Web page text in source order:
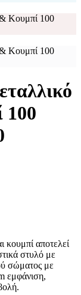
100
κουμπί αποτελεί
στυλό με
σώματος με
εμφάνιση,